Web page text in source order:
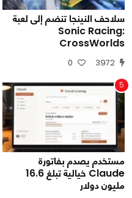
سلاحف النينجا تنضم إلى لعبة
Sonic Racing:
CrossWorlds
3972
0
5
مستخدم يصدم بفاتورة
Claude خيالية تبلغ 16.6
مليون دولار